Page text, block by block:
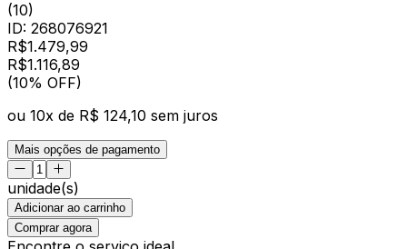
(10)
ID: 268076921
R$1.479,99
R$1.116,89
(10% OFF)
ou 10x de R$ 124,10 sem juros
Mais opções de pagamento
unidade(s)
Adicionar ao carrinho
Comprar agora